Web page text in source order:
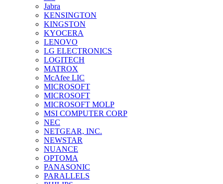
Jabra
KENSINGTON
KINGSTON
KYOCERA
LENOVO
LG ELECTRONICS
LOGITECH
MATROX
McAfee LIC
MICROSOFT
MICROSOFT
MICROSOFT MOLP
MSI COMPUTER CORP
NEC
NETGEAR, INC.
NEWSTAR
NUANCE
OPTOMA
PANASONIC
PARALLELS